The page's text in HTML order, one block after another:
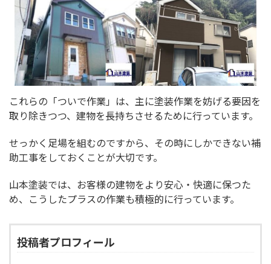
これらの「ついで作業」は、主に塗装作業を妨げる要因を
取り除きつつ、建物を長持ちさせるために行っています。
せっかく足場を組むのですから、その時にしかできない補
助工事をしておくことが大切です。
山本塗装では、お客様の建物をより安心・快適に保つた
め、こうしたプラスの作業も積極的に行っています。
投稿者プロフィール